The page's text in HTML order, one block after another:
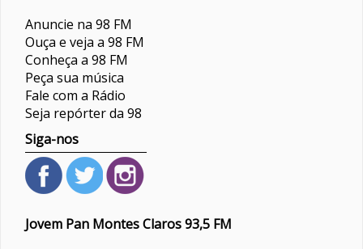
Anuncie na 98 FM
Ouça e veja a 98 FM
Conheça a 98 FM
Peça sua música
Fale com a Rádio
Seja repórter da 98
Siga-nos
Jovem Pan Montes Claros 93,5 FM